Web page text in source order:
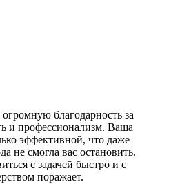
благодарность за
и профессионализм. Ваша
эффективной, что даже
не смогла вас остановить.
с задачей быстро и с
поражает.